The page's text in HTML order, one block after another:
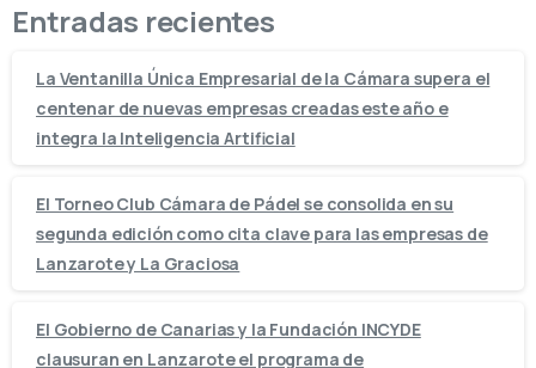
Entradas recientes
La Ventanilla Única Empresarial de la Cámara supera el
centenar de nuevas empresas creadas este año e
integra la Inteligencia Artificial
El Torneo Club Cámara de Pádel se consolida en su
segunda edición como cita clave para las empresas de
Lanzarote y La Graciosa
El Gobierno de Canarias y la Fundación INCYDE
clausuran en Lanzarote el programa de